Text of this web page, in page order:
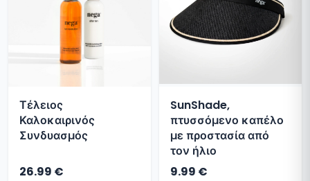
Τέλειος
Καλοκαιρινός
Συνδυασμός
26.99 €
SunShade,
πτυσσόμενο καπέλο
με προστασία από
τον ήλιο
9.99 €